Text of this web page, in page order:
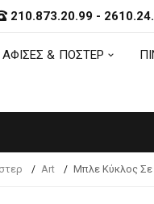
ΑΦΙΣΕΣ & ΠΟΣΤΕΡ
210.873.20.99 -
ΑΦΙΣΕΣ & ΠΟΣΤΕΡ
Art Μπλε Κύκλος